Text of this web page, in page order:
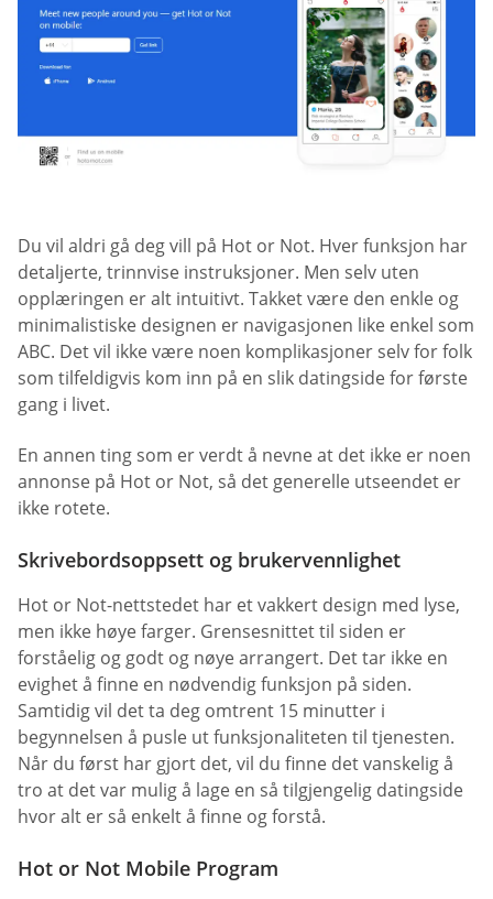
Du vil aldri gå deg vill på Hot or Not. Hver funksjon har
detaljerte, trinnvise instruksjoner. Men selv uten
opplæringen er alt intuitivt. Takket være den enkle og
minimalistiske designen er navigasjonen like enkel som
ABC. Det vil ikke være noen komplikasjoner selv for folk
som tilfeldigvis kom inn på en slik datingside for første
gang i livet.
En annen ting som er verdt å nevne at det ikke er noen
annonse på Hot or Not, så det generelle utseendet er
ikke rotete.
Skrivebordsoppsett og brukervennlighet
Hot or Not-nettstedet har et vakkert design med lyse,
men ikke høye farger. Grensesnittet til siden er
forståelig og godt og nøye arrangert. Det tar ikke en
evighet å finne en nødvendig funksjon på siden.
Samtidig vil det ta deg omtrent 15 minutter i
begynnelsen å pusle ut funksjonaliteten til tjenesten.
Når du først har gjort det, vil du finne det vanskelig å
tro at det var mulig å lage en så tilgjengelig datingside
hvor alt er så enkelt å finne og forstå.
Hot or Not Mobile Program